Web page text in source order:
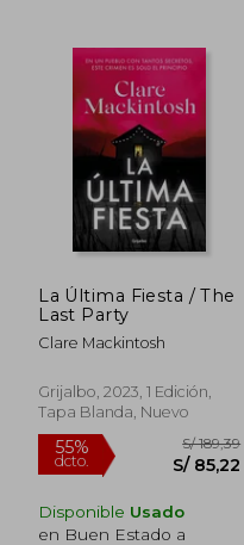
La Última Fiesta / The
Last Party
Clare Mackintosh
Grijalbo, 2023, 1 Edición,
Tapa Blanda, Nuevo
Disponible Usado
en Buen Estado a